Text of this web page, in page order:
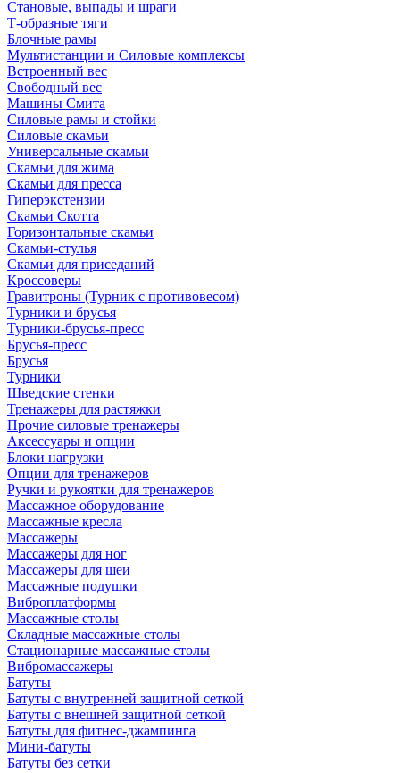
Становые, выпады и шраги
Т-образные тяги
Блочные рамы
Мультистанции и Силовые комплексы
Встроенный вес
Свободный вес
Машины Смита
Силовые рамы и стойки
Силовые скамьи
Универсальные скамьи
Скамьи для жима
Скамьи для пресса
Гиперэкстензии
Скамьи Скотта
Горизонтальные скамьи
Скамьи-стулья
Скамьи для приседаний
Кроссоверы
Гравитроны (Турник с противовесом)
Турники и брусья
Турники-брусья-пресс
Брусья-пресс
Брусья
Турники
Шведские стенки
Тренажеры для растяжки
Прочие силовые тренажеры
Аксессуары и опции
Блоки нагрузки
Опции для тренажеров
Ручки и рукоятки для тренажеров
Массажное оборудование
Массажные кресла
Массажеры
Массажеры для ног
Массажеры для шеи
Массажные подушки
Виброплатформы
Массажные столы
Складные массажные столы
Стационарные массажные столы
Вибромассажеры
Батуты
Батуты с внутренней защитной сеткой
Батуты с внешней защитной сеткой
Батуты для фитнес-джампинга
Мини-батуты
Батуты без сетки